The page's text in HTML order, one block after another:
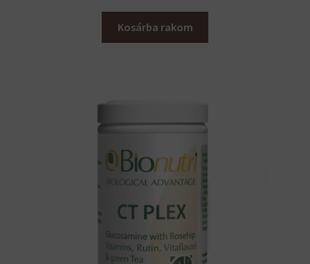
Kosárba rakom